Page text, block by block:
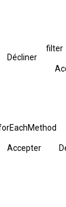
Décliner
filter
Accepter